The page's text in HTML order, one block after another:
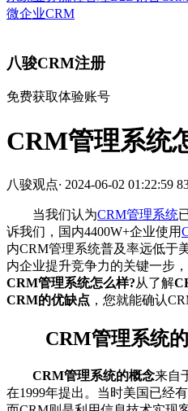
微企业CRM
八骏CRM注册
免费获取体验账号
CRM管理系统
八骏观点· 2024-06-02 01:22:59
当我们认为CRM管理系统
诉我们，国内4400W+企业使用
内CRM管理系统普及率远低于
内企业提升竞争力的关键一步
CRM管理系统怎么样?从了解
CRM的优缺点 ，您就能确认
CRM管理系统的
CRM管理系统的概念来自
在1999年提出。当时美国已经